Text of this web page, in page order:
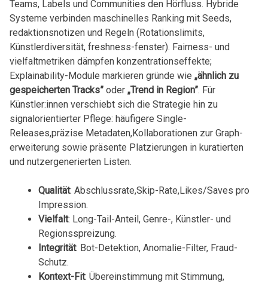
Teams,‌ Labels‍ und​ Communities den Hörfluss. Hybride
⁢Systeme verbinden maschinelles Ranking‍ mit Seeds,
redaktionsnotizen und ‌Regeln (Rotationslimits,⁤
Künstlerdiversität, freshness-fenster). Fairness- ⁤und⁤
vielfaltmetriken⁣ dämpfen konzentrationseffekte;
Explainability-Module markieren ​gründe wie​ „ähnlich zu
gespeicherten Tracks”⁣oder „Trend‌ in Region”.​ Für
Künstler:innen verschiebt sich ​die Strategie‌ hin ⁣zu
signalorientierter ⁢Pflege: häufigere Single-
Releases,präzise Metadaten,Kollaborationen zur ⁢Graph-
erweiterung⁢ sowie präsente‌ Platzierungen‌ in kuratierten
und ⁣nutzergenerierten Listen.
Qualität: Abschlussrate,Skip-Rate,Likes/Saves pro⁣
Impression.
Vielfalt: Long-Tail-Anteil, ⁣Genre-, Künstler- und
Regionsspreizung.
Integrität: Bot-Detektion, Anomalie-Filter, Fraud-
Schutz.
Kontext-Fit: Übereinstimmung ⁢mit Stimmung,